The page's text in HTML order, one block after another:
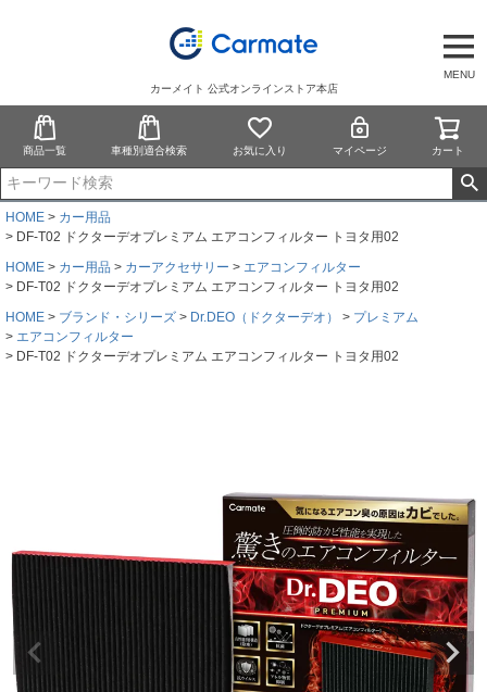
MENU
カーメイト 公式オンラインストア本店
商品一覧 車種別適合検索 お気に入り マイページ カート
HOME
カー用品
DF-T02 ドクターデオプレミアム エアコンフィルター トヨタ用02
HOME
カー用品 カーアクセサリー
エアコンフィルター
DF-T02 ドクターデオプレミアム エアコンフィルター トヨタ用02
HOME
ブランド・シリーズ Dr.DEO（ドクターデオ）
プレミアム
エアコンフィルター
DF-T02 ドクターデオプレミアム エアコンフィルター トヨタ用02